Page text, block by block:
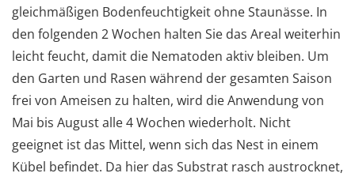
gleichmäßigen Bodenfeuchtigkeit ohne Staunässe. In
den folgenden 2 Wochen halten Sie das Areal weiterhin
leicht feucht, damit die Nematoden aktiv bleiben. Um
den Garten und Rasen während der gesamten Saison
frei von Ameisen zu halten, wird die Anwendung von
Mai bis August alle 4 Wochen wiederholt. Nicht
geeignet ist das Mittel, wenn sich das Nest in einem
Kübel befindet. Da hier das Substrat rasch austrocknet,